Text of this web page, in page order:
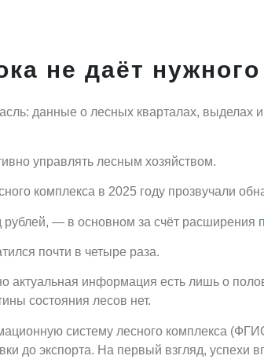
не даёт
данные о лесных кварталах, выделах
управлять лесным хозяйством.
комплекса в 2025 году прозвучали
рублей, — в основном за счёт расширения
почти в четыре раза.
актуальная информация есть лишь о
состояния лесов нет.
систему лесного комплекса
до экспорта. На первый взгляд, успехи